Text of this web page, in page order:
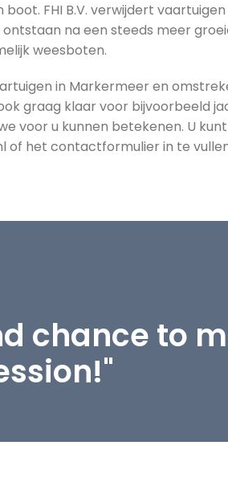
FHI B.V. verwijdert
na een steeds meer
weesboten.
in Markermeer en
graag klaar voor bijvoorbeeld
voor u kunnen betekenen. U
of het contactformulier in te
chance to